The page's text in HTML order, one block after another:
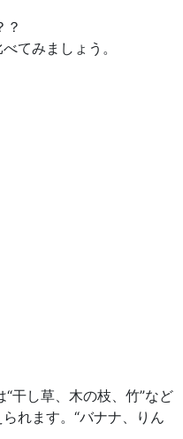
？
てみましょう。
干し草、木の枝、竹”など
れます。“バナナ、りん